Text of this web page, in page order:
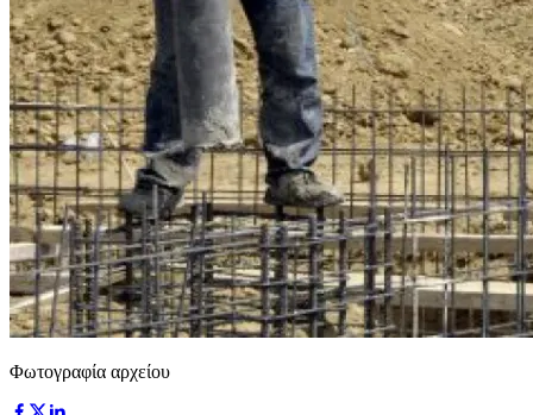
Φωτογραφία αρχείου